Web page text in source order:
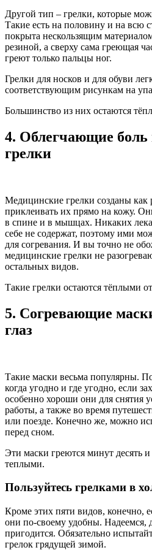
Другой тип – грелки, которые
Такие есть на половину и на всю
покрыта нескользящим
резиной, а сверху сама греющая
греют только пальцы ног.
Грелки для носков и для обуви
соответствующим рисункам на
Большинство из них остаются
4. Облегчающие боль
грелки
Медицинские грелки созданы как
приклеивать их прямо на кожу.
в спине и в мышцах. Никаких
себе не содержат, поэтому ими
для согревания. И вы точно не
медицинские грелки не
остальных видов.
Такие грелки остаются тёплыми
5. Согревающие
глаз
Такие маски весьма популярны.
когда угодно и где угодно, если
особенно хороши они для снятия
работы, а также во время
или поезде. Конечно же, можно
перед сном.
Эти маски греются минут десять
теплыми.
Пользуйтесь грелками в
Кроме этих пяти видов, конечно,
они по-своему удобны. Надеемся,
пригодится. Обязательно
грелок грядущей зимой.